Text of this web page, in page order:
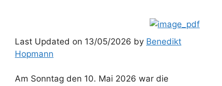
Last Updated on 13/05/2026 by Benedikt
Hopmann
Am Sonntag den 10. Mai 2026 war die